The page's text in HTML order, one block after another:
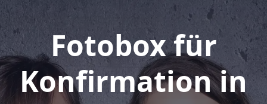
Fotobox für
Konfirmation in